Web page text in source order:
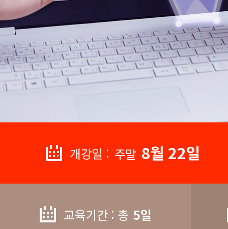
개강일 : 주말 8월 22일
교육기간 : 총 5일